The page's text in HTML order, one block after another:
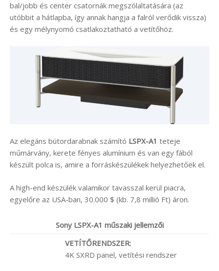
bal/jobb és center csatornák megszólaltatására (az
utóbbit a hátlapba, így annak hangja a falról verődik vissza)
és egy mélynyomó csatlakoztatható a vetítőhöz.
Az elegáns bútordarabnak számító LSPX-A1 teteje
műmárvány, kerete fényes alumínium és van egy fából
készült polca is, amire a forráskészülékek helyezhetőek el.
A high-end készülék valamikor tavasszal kerül piacra,
egyelőre az USA-ban, 30.000 $ (kb. 7,8 millió Ft) áron.
Sony LSPX-A1 műszaki jellemzői
VETÍTŐRENDSZER:
4K SXRD panel, vetítési rendszer